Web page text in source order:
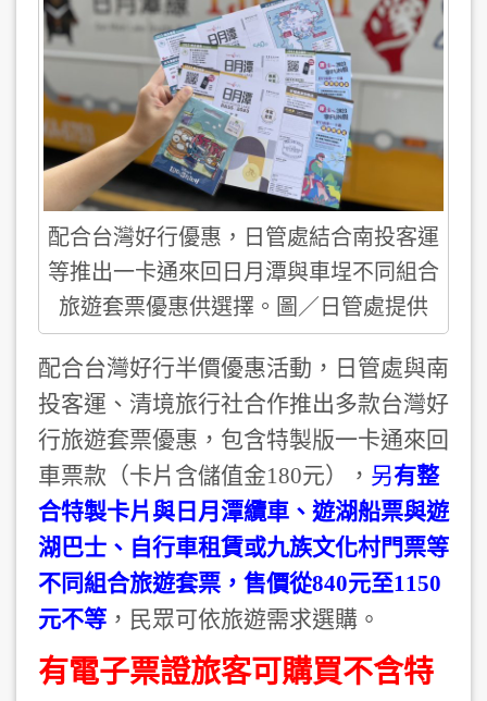
配合台灣好行優惠，日管處結合南投客運
等推出一卡通來回日月潭與車埕不同組合
旅遊套票優惠供選擇。圖／日管處提供
配合台灣好行半價優惠活動，日管處與南
投客運、清境旅行社合作推出多款台灣好
行旅遊套票優惠，包含特製版一卡通來回
車票款（卡片含儲值金180元）， 另有整
合特製卡片與日月潭纜車、遊湖船票與遊
湖巴士、自行車租賃或九族文化村門票等
不同組合旅遊套票，售價從840元至1150
元不等 ，民眾可依旅遊需求選購。
有電子票證旅客可購買不含特